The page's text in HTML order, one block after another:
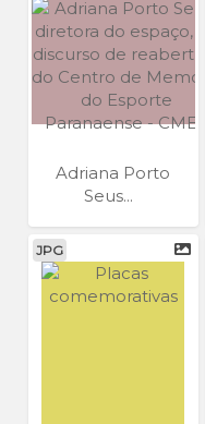
Adriana Porto
Seus...
JPG